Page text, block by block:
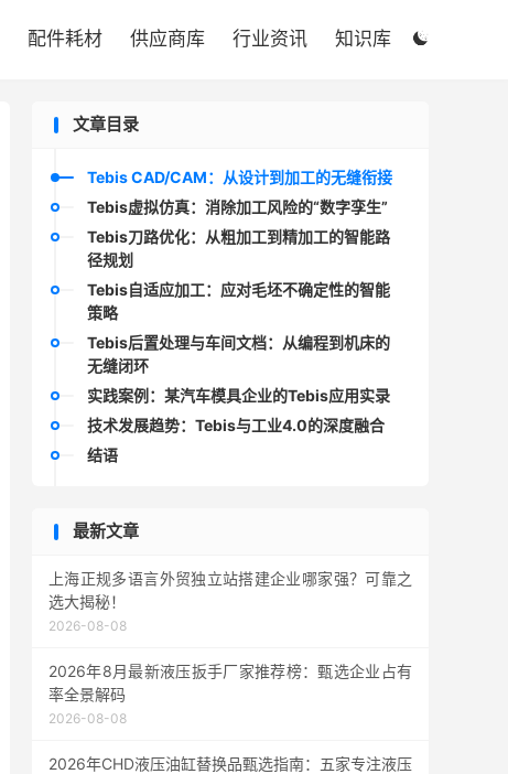

配件耗材 供应商库 行业资讯 知识库
文章目录
Tebis CAD/CAM：从设计到加工的无缝衔接
Tebis虚拟仿真：消除加工风险的“数字孪生”
Tebis刀路优化：从粗加工到精加工的智能路
径规划
Tebis自适应加工：应对毛坯不确定性的智能
策略
Tebis后置处理与车间文档：从编程到机床的
无缝闭环
实践案例：某汽车模具企业的Tebis应用实录
技术发展趋势：Tebis与工业4.0的深度融合
结语
最新文章
上海正规多语言外贸独立站搭建企业哪家强？可靠之
选大揭秘！
2026-08-08
2026年8月最新液压扳手厂家推荐榜：甄选企业占有
率全景解码
2026-08-08
2026年CHD液压油缸替换品甄选指南：五家专注液压